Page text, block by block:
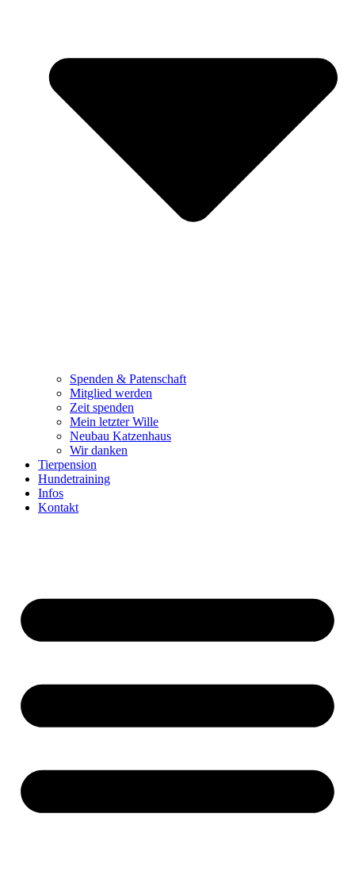
Spenden & Patenschaft
Mitglied werden
Zeit spenden
Mein letzter Wille
Neubau Katzenhaus
Wir danken
Tierpension
Hundetraining
Infos
Kontakt